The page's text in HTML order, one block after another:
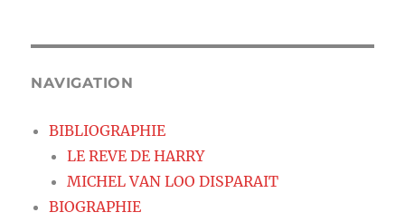
NAVIGATION
BIBLIOGRAPHIE
LE REVE DE HARRY
MICHEL VAN LOO DISPARAIT
BIOGRAPHIE